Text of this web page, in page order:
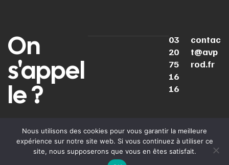
On
s'appel
le ?
03
20
75
16
16
contac
t@avp
rod.fr
LINKEDIN INSTAGRAMYOUTUBETIKTOK
© 2025AV Prod. Tous Politique de
Mentions
Nous utilisons des cookies pour vous garantir la meilleure
expérience sur notre site web. Si vous continuez à utiliser ce
site, nous supposerons que vous en êtes satisfait.